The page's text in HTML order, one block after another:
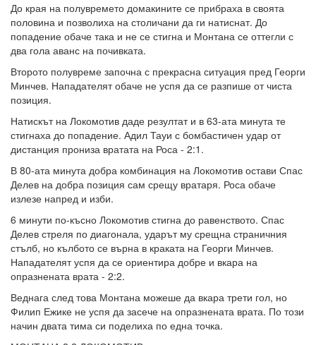
До края на полувремето домакините се прибраха в своята
половина и позволиха на столичани да ги натиснат. До
попадение обаче така и не се стигна и Монтана се оттегли с
два гола аванс на почивката.
Второто полувреме започна с прекрасна ситуация пред Георги
Минчев. Нападателят обаче не успя да се разпише от чиста
позиция.
Натискът на Локомотив даде резултат и в 63-ата минута те
стигнаха до попадение. Адил Тауи с бомбастичен удар от
дистанция прониза вратата на Роса - 2:1.
В 80-ата минута добра комбинация на Локомотив остави Спас
Делев на добра позиция сам срещу вратаря. Роса обаче
излезе напред и изби.
6 минути по-късно Локомотив стигна до равенството. Спас
Делев стреля по диагонала, ударът му срещна страничния
стълб, но кълбото се върна в краката на Георги Минчев.
Нападателят успя да се ориентира добре и вкара на
опразнената врата - 2:2.
Веднага след това Монтана можеше да вкара трети гол, но
Филип Ежике не успя да засече на опразнената врата. По този
начин двата тима си поделиха по една точка.